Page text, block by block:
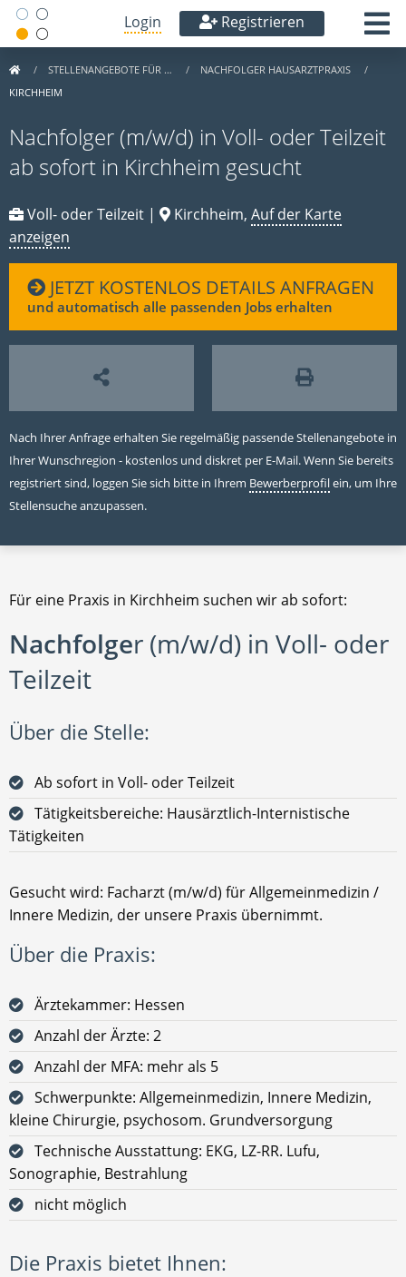
Login Registrieren
STELLENANGEBOTE FÜR …
NACHFOLGER HAUSARZTPRAXIS
KIRCHHEIM
Nachfolger (m/w/d) in Voll- oder Teilzeit
ab sofort in Kirchheim gesucht
Voll- oder Teilzeit | Kirchheim, Auf der Karte
anzeigen
JETZT KOSTENLOS DETAILS ANFRAGEN
und automatisch alle passenden Jobs erhalten
Nach Ihrer Anfrage erhalten Sie regelmäßig passende Stellenangebote in
Ihrer Wunschregion - kostenlos und diskret per E-Mail. Wenn Sie bereits
registriert sind, loggen Sie sich bitte in Ihrem Bewerberprofilein, um Ihre
Stellensuche anzupassen.
Für eine Praxis in Kirchheim suchen wir ab sofort:
Nachfolger (m/w/d) in Voll- oder
Teilzeit
Über die Stelle:
Ab sofort in Voll- oder Teilzeit
Tätigkeitsbereiche: Hausärztlich-Internistische
Tätigkeiten
Gesucht wird: Facharzt (m/w/d) für Allgemeinmedizin /
Innere Medizin, der unsere Praxis übernimmt.
Über die Praxis:
Ärztekammer: Hessen
Anzahl der Ärzte: 2
Anzahl der MFA: mehr als 5
Schwerpunkte: Allgemeinmedizin, Innere Medizin,
kleine Chirurgie, psychosom. Grundversorgung
Technische Ausstattung: EKG, LZ-RR. Lufu,
Sonographie, Bestrahlung
nicht möglich
Die Praxis bietet Ihnen: